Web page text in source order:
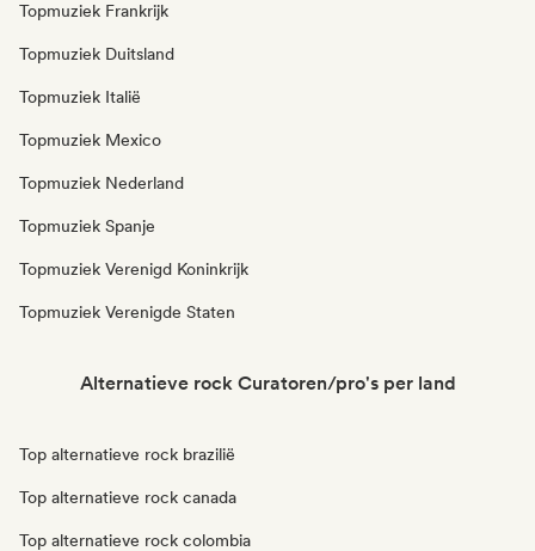
Topmuziek Frankrijk
Topmuziek Duitsland
Topmuziek Italië
Topmuziek Mexico
Topmuziek Nederland
Topmuziek Spanje
Topmuziek Verenigd Koninkrijk
Topmuziek Verenigde Staten
Alternatieve rock Curatoren/pro's per land
Top alternatieve rock brazilië
Top alternatieve rock canada
Top alternatieve rock colombia